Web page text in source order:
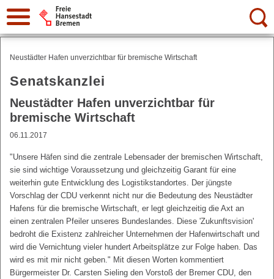
Suche:
Neustädter Hafen unverzichtbar für bremische Wirtschaft
Senatskanzlei
Neustädter Hafen unverzichtbar für
bremische Wirtschaft
06.11.2017
"Unsere Häfen sind die zentrale Lebensader der bremischen Wirtschaft,
sie sind wichtige Voraussetzung und gleichzeitig Garant für eine
weiterhin gute Entwicklung des Logistikstandortes. Der jüngste
Vorschlag der CDU verkennt nicht nur die Bedeutung des Neustädter
Hafens für die bremische Wirtschaft, er legt gleichzeitig die Axt an
einen zentralen Pfeiler unseres Bundeslandes. Diese 'Zukunftsvision'
bedroht die Existenz zahlreicher Unternehmen der Hafenwirtschaft und
wird die Vernichtung vieler hundert Arbeitsplätze zur Folge haben. Das
wird es mit mir nicht geben." Mit diesen Worten kommentiert
Bürgermeister Dr. Carsten Sieling den Vorstoß der Bremer CDU, den